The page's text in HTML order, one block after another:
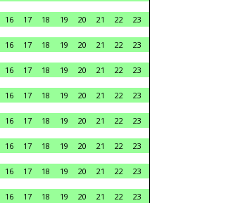
16 17 18 19 20 21 22
23
16 17 18 19 20 21 22
23
16 17 18 19 20 21 22
23
16 17 18 19 20 21 22
23
16 17 18 19 20 21 22
23
16 17 18 19 20 21 22
23
16 17 18 19 20 21 22
23
16 17 18 19 20 21 22
23